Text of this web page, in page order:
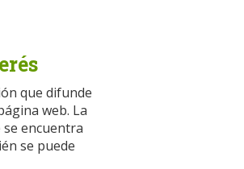
que difunde
web. La
encuentra
se puede